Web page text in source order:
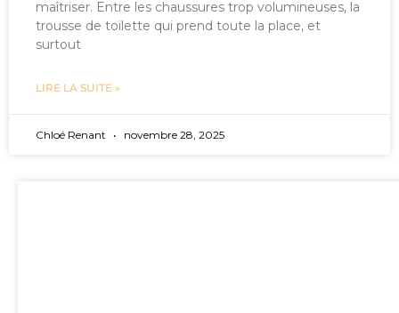
maîtriser. Entre les chaussures trop volumineuses, la
trousse de toilette qui prend toute la place, et
surtout
LIRE LA SUITE »
Chloé Renant novembre 28, 2025